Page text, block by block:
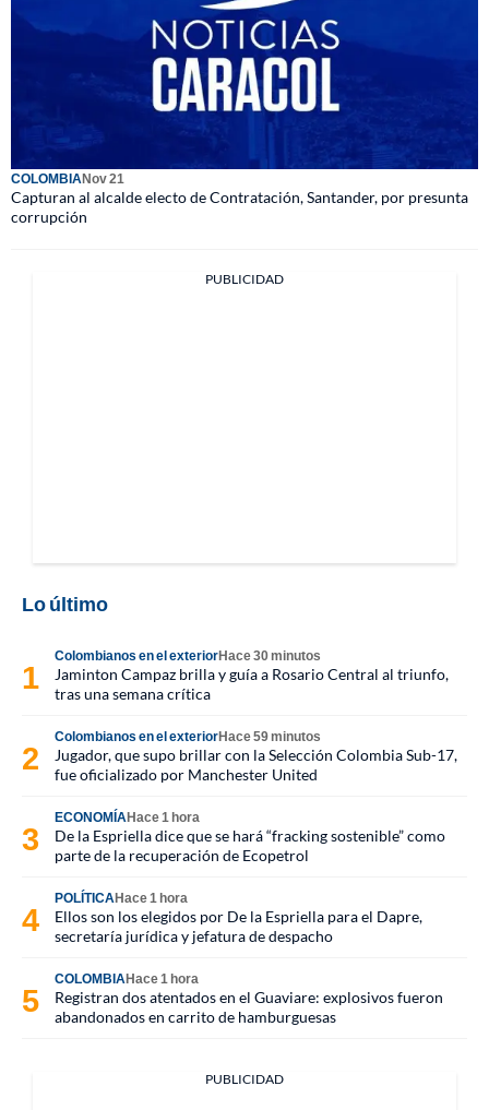
COLOMBIANov 21
Capturan al alcalde electo de Contratación, Santander, por presunta
corrupción
PUBLICIDAD
Lo último
Colombianos en el exteriorHace 30 minutos
Jaminton Campaz brilla y guía a Rosario Central al triunfo,
tras una semana crítica
Colombianos en el exteriorHace 59 minutos
Jugador, que supo brillar con la Selección Colombia Sub-17,
fue oficializado por Manchester United
ECONOMÍAHace 1 hora
De la Espriella dice que se hará “fracking sostenible” como
parte de la recuperación de Ecopetrol
POLÍTICAHace 1 hora
Ellos son los elegidos por De la Espriella para el Dapre,
secretaría jurídica y jefatura de despacho
COLOMBIAHace 1 hora
Registran dos atentados en el Guaviare: explosivos fueron
abandonados en carrito de hamburguesas
PUBLICIDAD